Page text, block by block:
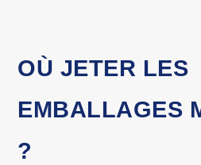
OÙ JETER LES
EMBALLAGES
?